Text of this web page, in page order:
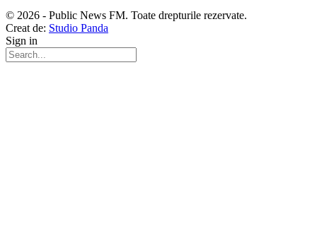
© 2026 - Public News FM. Toate drepturile rezervate.
Creat de: Studio Panda
Sign in